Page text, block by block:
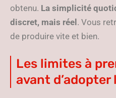
obtenu. La simplicité
discret, mais réel . Vous
de produire vite et bien.
Les limites à
avant d’adopter